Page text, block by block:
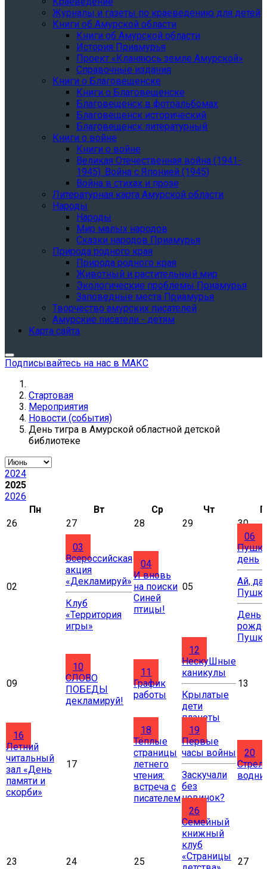
Журналы и газеты по краеведению для детей
Книги об Амурской области
Книги об Амурской области
История Приамурья
Проект «Кланяюсь земле Амурской»
Справочные издания
Книги о Благовещенске
Книги о Благовещенске
Благовещенск в фотоальбомах
Благовещенск исторический
Благовещенск литературный
Книги о войне
Книги о войне
Великая Отечественная война (1941-
1945). Война с Японией (1945)
Война в стихах и прозе
Литературная карта Амурской области
Народы
Народы
Мир малых народов
Сказки народов Приамурья
Природа родного края
Природа родного края
Животный и растительный мир
Экологические проблемы Приамурья
Заповедные места Приамурья
Творчество амурских писателей
Амурские писатели - детям
Карта сайта
Подписывайтесь на нас в МАКС
Стартовая
Мероприятия
Новости (события)
День тигра в Амурской областной детской
библиотеке
2024
2025
2026
Пн
Вт Ср Чт
26
27 28 29 30
02
03
Всероссийская
акция
«Декламируй»
Клуб
«Территория
игры»
04
И вновь
на поиски
Синей
птицы!
05
06
день
Ай, да
День
09
10
СЛОВО
ПОБЕДЫ
декламируй!
11
График
работы
12
НескуШные
каникулы
Крылатые
дети
планеты
13
16
Летний
читальный
зал «День
памяти и
скорби»
17
18
Тёплые
страницы
летнего
чтения:
встреча с
писателем
19
Первые
часы войны
Заскучали
без
новинок?
20
23 24 25
26
Cемейный
книжный
клуб
«Страницы
27